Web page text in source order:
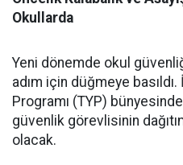
Okullarda
​Yeni dönemde okul
adım için düğmeye basıldı.
Programı (TYP)
güvenlik görevlisinin
olacak.